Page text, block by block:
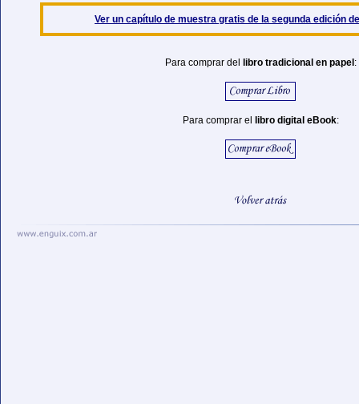
Ver un capítulo de muestra gratis de la segunda edición
Para comprar del libro tradicional en papel :
Para comprar el libro digital eBook: